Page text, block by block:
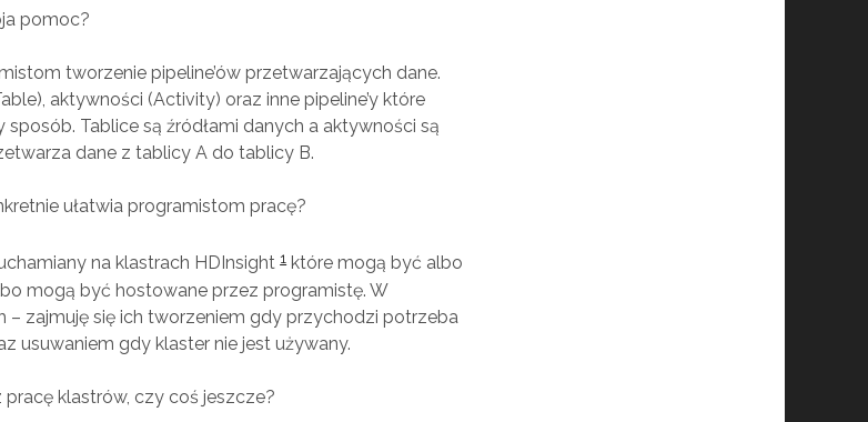
pomoc?
tworzenie pipeline’ów przetwarzających dane.
aktywności (Activity) oraz inne pipeline’y które
Tablice są źródłami danych a aktywności są
dane z tablicy A do tablicy B.
ułatwia programistom pracę?
na klastrach HDInsight1które mogą być albo
mogą być hostowane przez programistę. W
– zajmuję się ich tworzeniem gdy przychodzi potrzeba
usuwaniem gdy klaster nie jest używany.
klastrów, czy coś jeszcze?